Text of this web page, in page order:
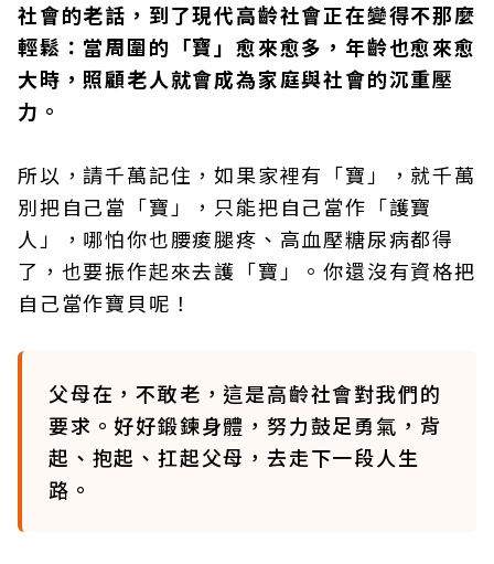
社會的老話，到了現代高齡社會正在變得不那麼
輕鬆：當周圍的「寶」愈來愈多，年齡也愈來愈
大時，照顧老人就會成為家庭與社會的沉重壓
力。
所以，請千萬記住，如果家裡有「寶」，就千萬
別把自己當「寶」，只能把自己當作「護寶
人」，哪怕你也腰痠腿疼、高血壓糖尿病都得
了，也要振作起來去護「寶」。你還沒有資格把
自己當作寶貝呢！
父母在，不敢老，這是高齡社會對我們的
要求。好好鍛鍊身體，努力鼓足勇氣，背
起、抱起、扛起父母，去走下一段人生
路。